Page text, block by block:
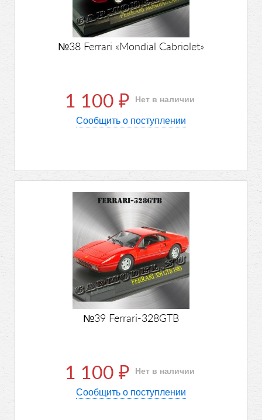
№38 Ferrari «Mondial Cabriolet»
1 100 ₽ Нет в наличии
Сообщить о поступлении
№39 Ferrari-328GTB
1 100 ₽ Нет в наличии
Сообщить о поступлении